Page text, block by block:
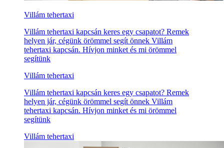
Villám tehertaxi
Villám tehertaxi kapcsán keres egy csapatot? Remek
helyen jár, cégünk örömmel segít önnek Villám
tehertaxi kapcsán. Hívjon minket és mi örömmel
segítünk
Villám tehertaxi
Villám tehertaxi kapcsán keres egy csapatot? Remek
helyen jár, cégünk örömmel segít önnek Villám
tehertaxi kapcsán. Hívjon minket és mi örömmel
segítünk
Villám tehertaxi